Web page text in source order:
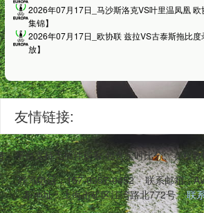
2026年07月17日_马沙斯洛克VS叶里温凤凰
集锦】
2026年07月17日_欧协联 兹拉VS古泰斯拖比
放】
友情链接:
平台支持无插件观看,包含实时比分、赛
联系电话：157-0357-0452
联系邮箱：
系地址：上海市矿区江湾路北772号
联